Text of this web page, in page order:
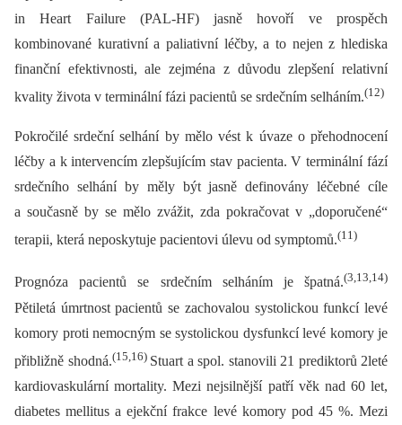
in Heart Failure (PAL-HF) jasně hovoří ve prospěch
kombinované kurativní a paliativní léčby, a to nejen z hlediska
finanční efektivnosti, ale zejména z důvodu zlepšení relativní
kvality života v terminální fázi pacientů se srdečním selháním.(12)
Pokročilé srdeční selhání by mělo vést k úvaze o přehodnocení
léčby a k intervencím zlepšujícím stav pacienta. V terminální fází
srdečního selhání by měly být jasně definovány léčebné cíle
a současně by se mělo zvážit, zda pokračovat v „doporučené“
terapii, která neposkytuje pacientovi úlevu od symptomů.(11)
Prognóza pacientů se srdečním selháním je špatná.(3,13,14)
Pětiletá úmrtnost pacientů se zachovalou systolickou funkcí levé
komory proti nemocným se systolickou dysfunkcí levé komory je
přibližně shodná.(15,16) Stuart a spol. stanovili 21 prediktorů 2leté
kardiovaskulární mortality. Mezi nejsilnější patří věk nad 60 let,
diabetes mellitus a ejekční frakce levé komory pod 45 %. Mezi